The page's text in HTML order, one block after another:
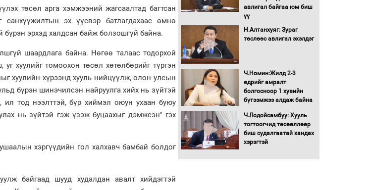
төсөл арга хэмжээний жагсаалтад багтсан
санхүүжилтын эх үүсвэр батлагдахаас өмнө
эрхэд халдсан байж болзошгүй байна.
шаардлага байна. Нөгөө талаас тодорхой
хуулийг томоохон төсөл хөтөлбөрийг түргэн
хуулийн хүрээнд хууль нийцүүлж, олон улсын
бүрэн шинэчилсэн найруулга хийх нь зүйтэй
тод нээлттэй, бүр хиймэл оюун ухаан буюу
нь зүйтэй гэж үзэж буцаахыг дэмжсэн" гэх
хэргүүдийн гол халхавч бамбай болдог
байгаад шууд худалдан авалт хийдэгтэй
хориглолоо
Сайд нар төсвөө хэрхэн
зарцуулах вэ?
хуралдаан болж байна
Автомашинд улсын
сондгойгоор шатахуун
олгоно
Бага орлоготой
авлигал байгаа юм биш
үү
Н.Алтанхуяг: Зураг
төслөөс авлигал эхэлдэг
Ч.Номин:Жилд 2-3
өдрийг амралт
болгосноор 1 хувийн
бүтээмжээ алдаж байна
Ч.Лодойсамбуу: Хууль
тогтоогчид төсөөллөөр
биш судалгаатай хандах
хэрэгтэй